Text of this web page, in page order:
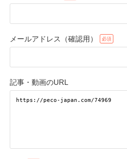
メールアドレス（確認用）
記事・動画のURL
アプリで開く